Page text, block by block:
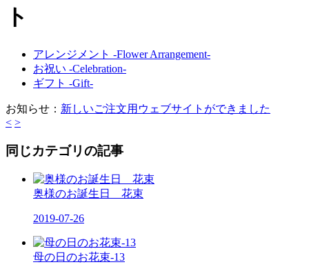
ト
アレンジメント -Flower Arrangement-
お祝い -Celebration-
ギフト -Gift-
お知らせ： 新しいご注文用ウェブサイトができました
< >
同じカテゴリの記事
奥様のお誕生日 花束
2019-07-26
母の日のお花束-13